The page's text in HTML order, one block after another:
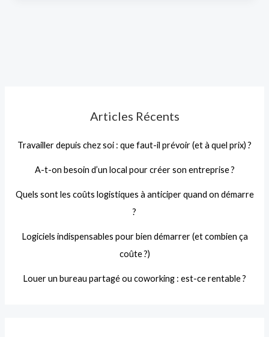
Articles Récents
Travailler depuis chez soi : que faut-il prévoir (et à quel prix) ?
A-t-on besoin d’un local pour créer son entreprise ?
Quels sont les coûts logistiques à anticiper quand on démarre
?
Logiciels indispensables pour bien démarrer (et combien ça
coûte ?)
Louer un bureau partagé ou coworking : est-ce rentable ?